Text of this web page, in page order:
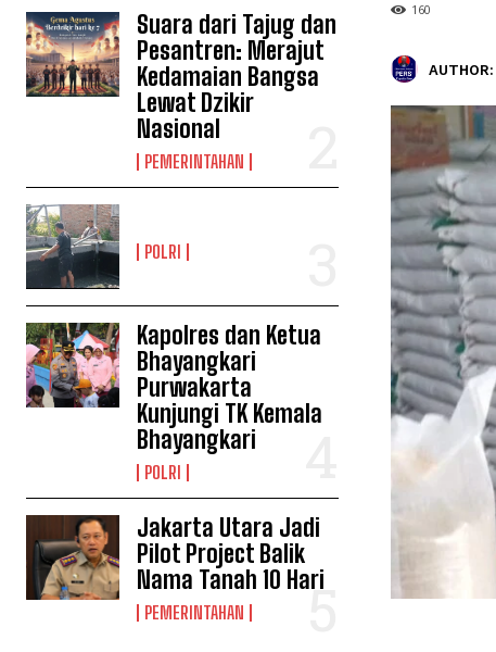
Suara dari Tajug dan
Pesantren: Merajut
Kedamaian Bangsa
Lewat Dzikir
Nasional
PEMERINTAHAN
POLRI
Kapolres dan Ketua
Bhayangkari
Purwakarta
Kunjungi TK Kemala
Bhayangkari
POLRI
Jakarta Utara Jadi
Pilot Project Balik
Nama Tanah 10 Hari
PEMERINTAHAN
160
AUTHOR: